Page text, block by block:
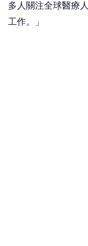
多人關注全球醫療
工作。」